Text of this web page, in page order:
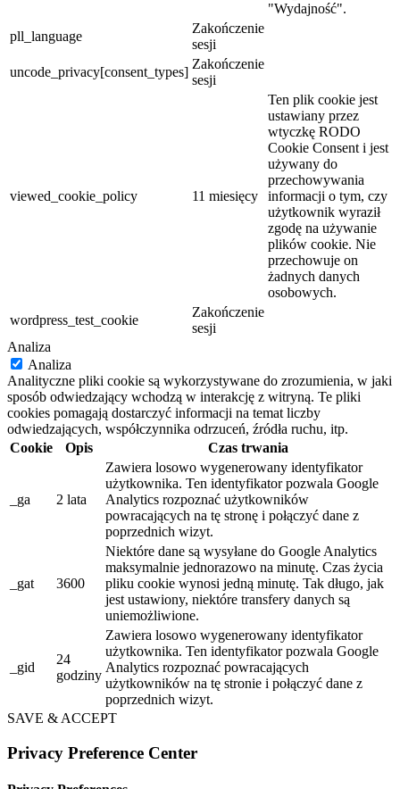
"Wydajność".
pll_language
Zakończenie
sesji
uncode_privacy[consent_types]
Zakończenie
sesji
viewed_cookie_policy 11 miesięcy
Ten plik cookie jest
ustawiany przez
wtyczkę RODO
Cookie Consent i jest
używany do
przechowywania
informacji o tym, czy
użytkownik wyraził
zgodę na używanie
plików cookie. Nie
przechowuje on
żadnych danych
osobowych.
wordpress_test_cookie
Zakończenie
sesji
Analiza
Analiza
Analityczne pliki cookie są wykorzystywane do zrozumienia, w jaki
sposób odwiedzający wchodzą w interakcję z witryną. Te pliki
cookies pomagają dostarczyć informacji na temat liczby
odwiedzających, współczynnika odrzuceń, źródła ruchu, itp.
Cookie
Opis Czas trwania
_ga 2 lata
Zawiera losowo wygenerowany identyfikator
użytkownika. Ten identyfikator pozwala Google
Analytics rozpoznać użytkowników
powracających na tę stronę i połączyć dane z
poprzednich wizyt.
_gat 3600
Niektóre dane są wysyłane do Google Analytics
maksymalnie jednorazowo na minutę. Czas życia
pliku cookie wynosi jedną minutę. Tak długo, jak
jest ustawiony, niektóre transfery danych są
uniemożliwione.
_gid
24
godziny
Zawiera losowo wygenerowany identyfikator
użytkownika. Ten identyfikator pozwala Google
Analytics rozpoznać powracających
użytkowników na tę stronie i połączyć dane z
poprzednich wizyt.
SAVE & ACCEPT
Privacy Preference Center